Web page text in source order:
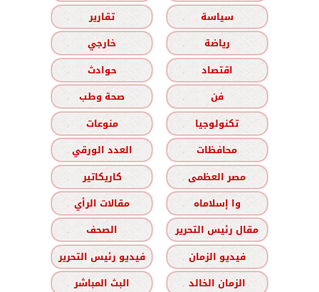
سياسة
تقارير
رياضة
خارجي
اقتصاد
حوادث
فن
صحة وطب
تكنولوجيا
منوعات
محافظات
العدد الورقي
مصر العظمى
كاريكاتير
وا إسلاماه
مقالات الرأي
مقال رئيس التحرير
الصحف
فيديو الزمان
فيديو رئيس التحرير
الزمان الخالد
البث المباشر